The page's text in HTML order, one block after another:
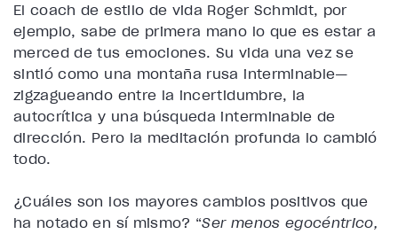
El coach de estilo de vida Roger Schmidt, por
ejemplo, sabe de primera mano lo que es estar a
merced de tus emociones. Su vida una vez se
sintió como una montaña rusa interminable—
zigzagueando entre la incertidumbre, la
autocrítica y una búsqueda interminable de
dirección. Pero la meditación profunda lo cambió
todo.
¿Cuáles son los mayores cambios positivos que
ha notado en sí mismo? “Ser menos egocéntrico,